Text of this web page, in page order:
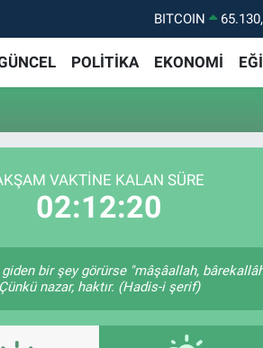
BITCOIN
47,7069
EURO
GRAM ALTIN
BİST100
POLİTİKA EKONOMİ
VAKTINE KALAN SÜRE
02:12:20
bir şey görürse "mâşâallah,
Çünkü nazar, haktır. (Hadis-i şerif)